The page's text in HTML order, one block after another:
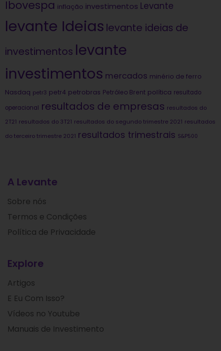
Ibovespa inflação investimentos Levante
levante Ideias levante ideias de
investimentos levante
investimentos mercados minério de ferro
Nasdaq petr3 petr4 petrobras Petróleo Brent política resultado
operacional resultados de empresas resultados do
2T21 resultados do 3T21 resultados do segundo trimestre 2021 resultados
do terceiro trimestre 2021 resultados trimestrais S&P500
A Levante
Sobre nós
Termos e Condições
Política de Privacidade
Explore
Artigos
E Eu Com Isso?
Vídeos no Youtube
Manuais de Investimento